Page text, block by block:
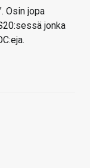
Osin jopa
jonka